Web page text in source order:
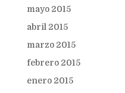
mayo 2015
abril 2015
marzo 2015
febrero 2015
enero 2015